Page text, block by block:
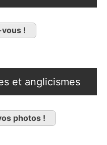
!
et anglicismes
photos !